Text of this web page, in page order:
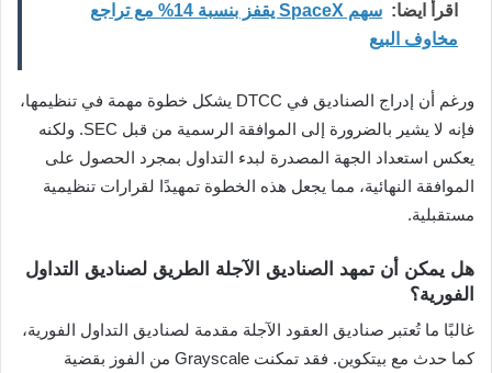
اقرأ ايضا:
سهم SpaceX يقفز بنسبة 14% مع تراجع
مخاوف البيع
ورغم أن إدراج الصناديق في DTCC يشكل خطوة مهمة في تنظيمها،
فإنه لا يشير بالضرورة إلى الموافقة الرسمية من قبل SEC. ولكنه
يعكس استعداد الجهة المصدرة لبدء التداول بمجرد الحصول على
الموافقة النهائية، مما يجعل هذه الخطوة تمهيدًا لقرارات تنظيمية
مستقبلية.
هل يمكن أن تمهد الصناديق الآجلة الطريق لصناديق التداول
الفورية؟
غالبًا ما تُعتبر صناديق العقود الآجلة مقدمة لصناديق التداول الفورية،
كما حدث مع بيتكوين. فقد تمكنت Grayscale من الفوز بقضية